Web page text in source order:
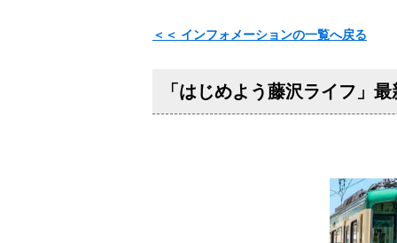
＜＜ インフォメーションの一覧へ戻る
「はじめよう藤沢ライフ」